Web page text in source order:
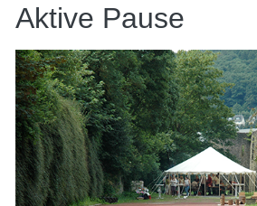
Aktive Pause